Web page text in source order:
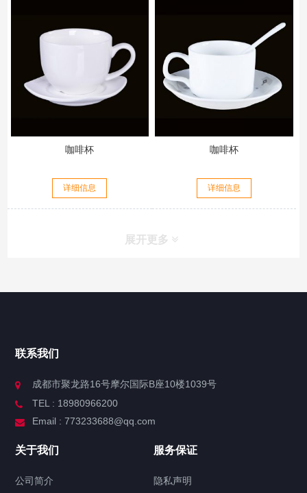
咖啡杯
详细信息
咖啡杯
详细信息
展开更多
联系我们
成都市聚龙路16号摩尔国际B座10楼1039号
TEL : 18980966200
Email : 773233688@qq.com
关于我们
公司简介
服务保证
隐私声明